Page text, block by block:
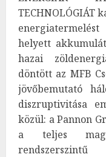
TECHNOLÓGIÁT
helyett
hazai
döntött az MFB
jövőbemutató
diszruptivitása
közül: a Pannon
a teljes